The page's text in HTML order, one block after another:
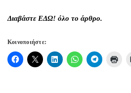
Διαβάστε ΕΔΩ! όλο το άρθρο.
Κοινοποιήστε: